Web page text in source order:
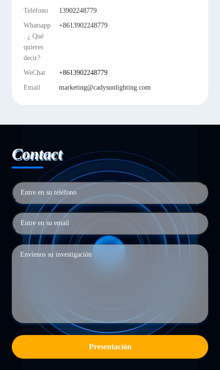
Teléfono
13902248779
Whatsapp
. ¿ Qué
quieres
decir?
+8613902248779
WeChat
+8613902248779
Email
marketing@cadysunlighting.com
Contact
Presentación